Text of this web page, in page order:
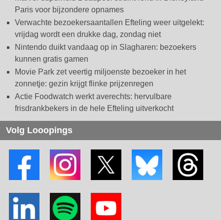
Paris voor bijzondere opnames
Verwachte bezoekersaantallen Efteling weer uitgelekt:
vrijdag wordt een drukke dag, zondag niet
Nintendo duikt vandaag op in Slagharen: bezoekers
kunnen gratis gamen
Movie Park zet veertig miljoenste bezoeker in het
zonnetje: gezin krijgt flinke prijzenregen
Actie Foodwatch werkt averechts: hervulbare
frisdrankbekers in de hele Efteling uitverkocht
Volg Looopings